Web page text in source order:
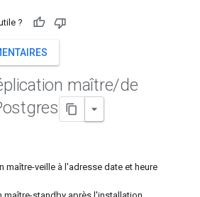
?
maître/de
maître-veille à l'adresse date et heure